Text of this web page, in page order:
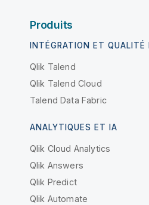
Produits
INTÉGRATION ET QUALITÉ
Qlik Talend
Qlik Talend Cloud
Talend Data Fabric
ANALYTIQUES ET IA
Qlik Cloud Analytics
Qlik Answers
Qlik Predict
Qlik Automate